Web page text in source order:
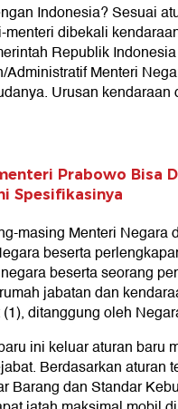
Indonesia? Sesuai
menteri dibekali
Republik
Administratif Menteri
Urusan
Prabowo Bisa
Spesifikasinya
masing Menteri Negara
beserta
beserta seorang
jabatan dan
ditanggung oleh
ini keluar aturan baru
Berdasarkan aturan
Barang dan Standar